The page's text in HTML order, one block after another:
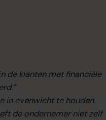
de klanten met financiële
in evenwicht te houden.
de ondernemer niet zelf